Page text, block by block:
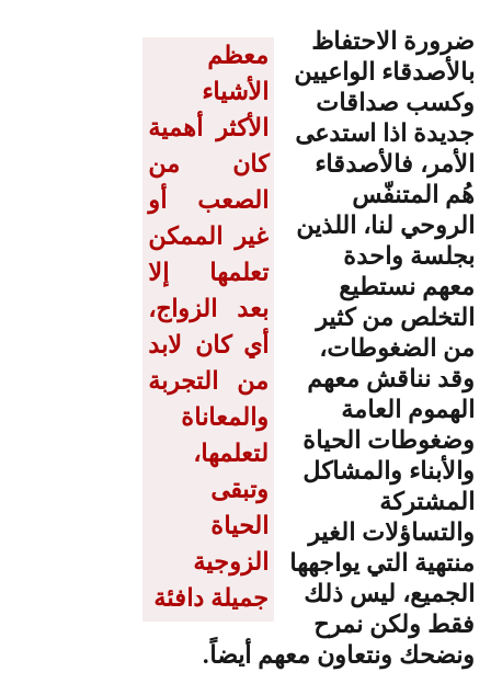
معظم
الأشياء
الأكثر أهمية
كان من
الصعب أو
غير الممكن
تعلمها إلا
بعد الزواج،
أي كان لابد
من التجربة
والمعاناة
لتعلمها،
وتبقى
الحياة
الزوجية
جميلة دافئة
ضرورة الاحتفاظ
بالأصدقاء الواعيين
وكسب صداقات
جديدة اذا استدعى
الأمر، فالأصدقاء
هُم المتنفّس
الروحي لنا، اللذين
بجلسة واحدة
معهم نستطيع
التخلص من كثير
من الضغوطات،
وقد نناقش معهم
الهموم العامة
وضغوطات الحياة
والأبناء والمشاكل
المشتركة
والتساؤلات الغير
منتهية التي يواجهها
الجميع، ليس ذلك
فقط ولكن نمرح
ونضحك ونتعاون معهم أيضاً.